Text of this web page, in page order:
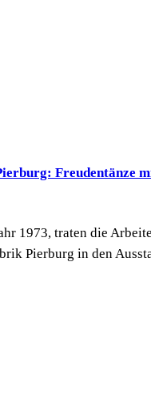
Freudentänze
1973, traten die
Pierburg in den